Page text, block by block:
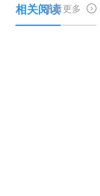
相关阅读查看更多